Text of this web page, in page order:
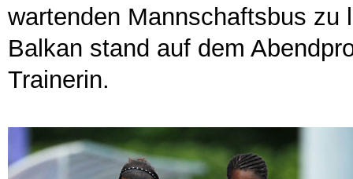
wartenden Mannschaftsbus
Balkan stand auf dem
Trainerin.